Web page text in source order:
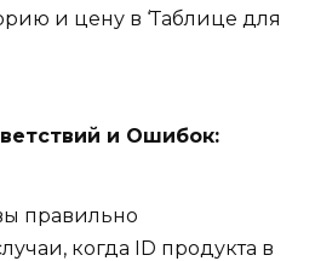
и цену в ‘Таблице для
и Ошибок:
правильно
когда ID продукта в